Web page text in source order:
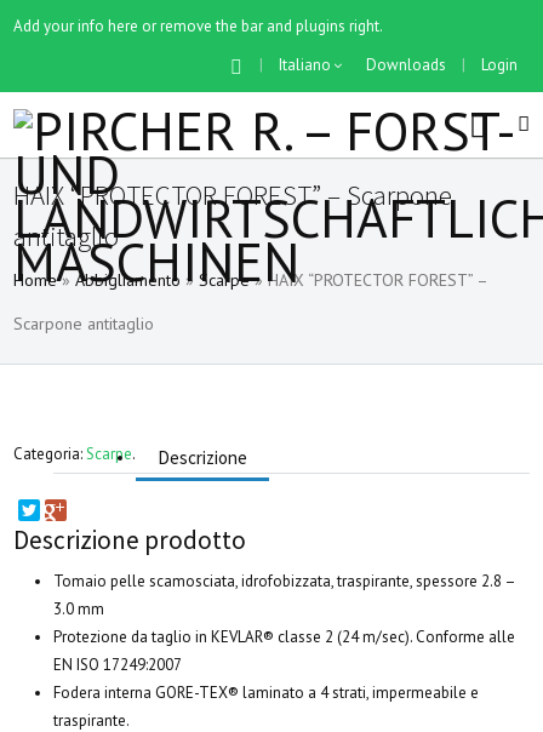
Add your info here or remove the bar and plugins right.
Downloads
| Login
| Italiano
HAIX “PROTECTOR FOREST” – Scarpone
antitaglio
Home » Abbigliamento » Scarpe » HAIX “PROTECTOR FOREST” –
Scarpone antitaglio
Categoria:Scarpe. Descrizione
Descrizione prodotto
Tomaio pelle scamosciata, idrofobizzata, traspirante, spessore 2.8 –
3.0 mm
Protezione da taglio in KEVLAR® classe 2 (24 m/sec). Conforme alle
EN ISO 17249:2007
Fodera interna GORE-TEX® laminato a 4 strati, impermeabile e
traspirante.